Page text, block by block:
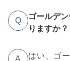
Q
ゴールデ
りますか？
A
はい、ゴ